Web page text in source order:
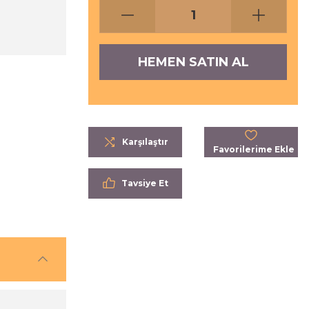
HEMEN SATIN AL
Karşılaştır
Tavsiye Et